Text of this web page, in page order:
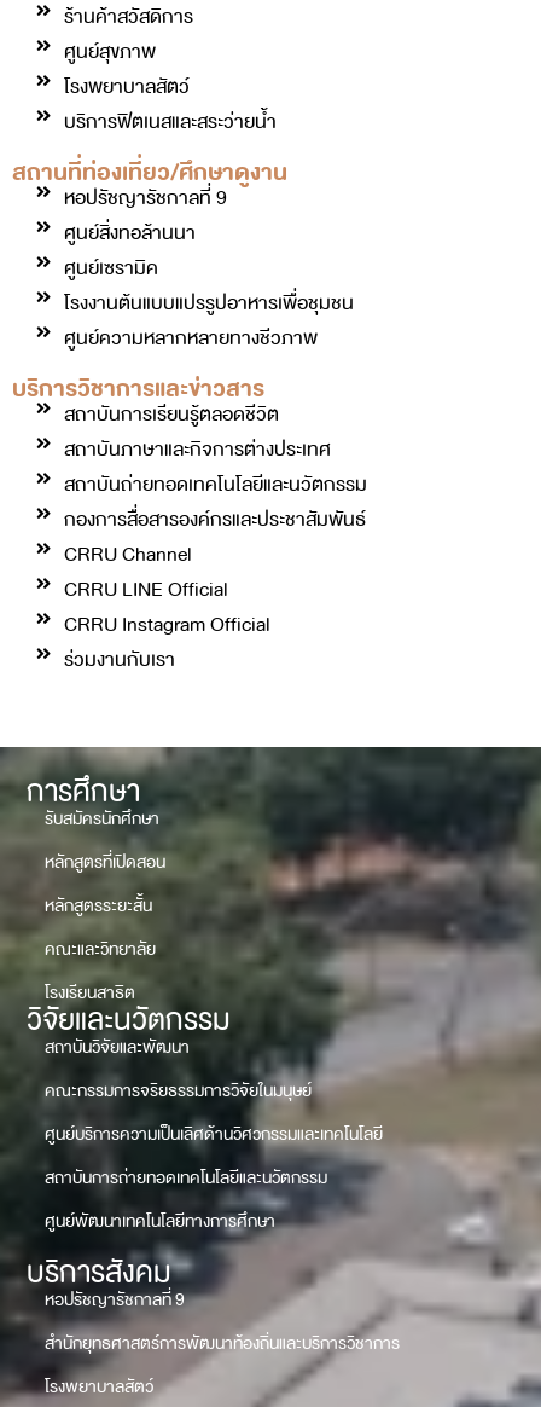
ร้านค้าสวัสดิการ
ศูนย์สุขภาพ
โรงพยาบาลสัตว์
บริการฟิตเนสและสระว่ายน้ำ
สถานที่ท่องเที่ยว/ศึกษาดูงาน
หอปรัชญารัชกาลที่ 9
ศูนย์สิ่งทอล้านนา
ศูนย์เซรามิค
โรงงานต้นแบบแปรรูปอาหารเพื่อชุมชน
ศูนย์ความหลากหลายทางชีวภาพ
บริการวิชาการและข่าวสาร
สถาบันการเรียนรู้ตลอดชีวิต
สถาบันภาษาและกิจการต่างประเทศ
สถาบันถ่ายทอดเทคโนโลยีและนวัตกรรม
กองการสื่อสารองค์กรและประชาสัมพันธ์
CRRU Channel
CRRU LINE Official
CRRU Instagram Official
ร่วมงานกับเรา
การศึกษา
รับสมัครนักศึกษา
หลักสูตรที่เปิดสอน
หลักสูตรระยะสั้น
คณะและวิทยาลัย
โรงเรียนสาธิต
วิจัยและนวัตกรรม
สถาบันวิจัยและพัฒนา
คณะกรรมการจริยธรรมการวิจัยในมนุษย์
ศูนย์บริการความเป็นเลิศด้านวิศวกรรมและเทคโนโลยี
สถาบันการถ่ายทอดเทคโนโลยีและนวัตกรรม
ศูนย์พัฒนาเทคโนโลยีทางการศึกษา
บริการสังคม
หอปรัชญารัชกาลที่ 9
สำนักยุทธศาสตร์การพัฒนาท้องถิ่นและบริการวิชาการ
โรงพยาบาลสัตว์